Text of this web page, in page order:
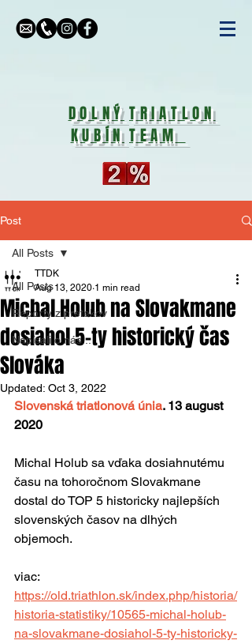
DOLNÝ
KUBÍN
TRIATLON
TEAM
Post
All Posts
Reporty z pretekov
Napísali o nás...
All Posts
Michal Holub na Slovakmane
dosiahol 5-ty historický čas
Slováka
TTDK
Aug 13, 2020 1 min read
Updated: Oct 3, 2022
Slovenská triatlonová únia. 13 august
2020
Michal Holub sa vďaka dosiahnutému
času na tohoročnom Slovakmane
dostal do TOP 5 historicky najlepších
slovenských časov na dlhých
objemoch.
viac:
https://old.triathlon.sk/index.php/historia/
historia-statistiky/10565-michal-holub-
na-slovakmane-dosiahol-5-ty-historicky-